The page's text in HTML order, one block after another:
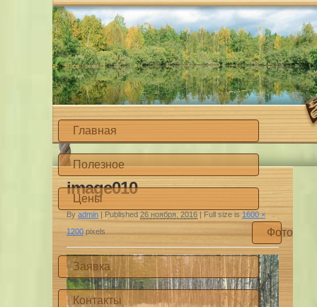
Главная
Полезное
Цены
Фото
Заявка
Контакты
image010
By admin | Published 26 ноября, 2016 | Full size is 1600 ×
1200pixels